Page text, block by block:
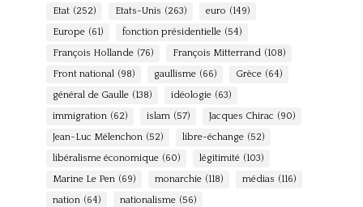
Etat (252) Etats-Unis (263) euro (149)
Europe (61) fonction présidentielle (54)
François Hollande (76) François Mitterrand (108)
Front national (98) gaullisme (66) Grèce (64)
général de Gaulle (138) idéologie (63)
immigration (62) islam (57) Jacques Chirac (90)
Jean-Luc Mélenchon (52) libre-échange (52)
libéralisme économique (60) légitimité (103)
Marine Le Pen (69) monarchie (118) médias (116)
nation (64) nationalisme (56)